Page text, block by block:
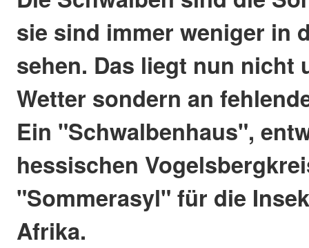
sie sind immer weniger in
sehen. Das liegt nun nicht
Wetter sondern an
Ein "Schwalbenhaus",
hessischen
"Sommerasyl" für die
Afrika.